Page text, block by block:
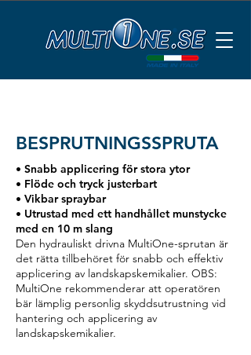
BESPRUTNINGSSPRUTA
• Snabb applicering för stora ytor
• Flöde och tryck justerbart
• Vikbar spraybar
• Utrustad med ett handhållet munstycke
med en 10 m slang
Den hydrauliskt drivna MultiOne-sprutan är
det rätta tillbehöret för snabb och effektiv
applicering av landskapskemikalier. OBS:
MultiOne rekommenderar att operatören
bär lämplig personlig skyddsutrustning vid
hantering och applicering av
landskapskemikalier.